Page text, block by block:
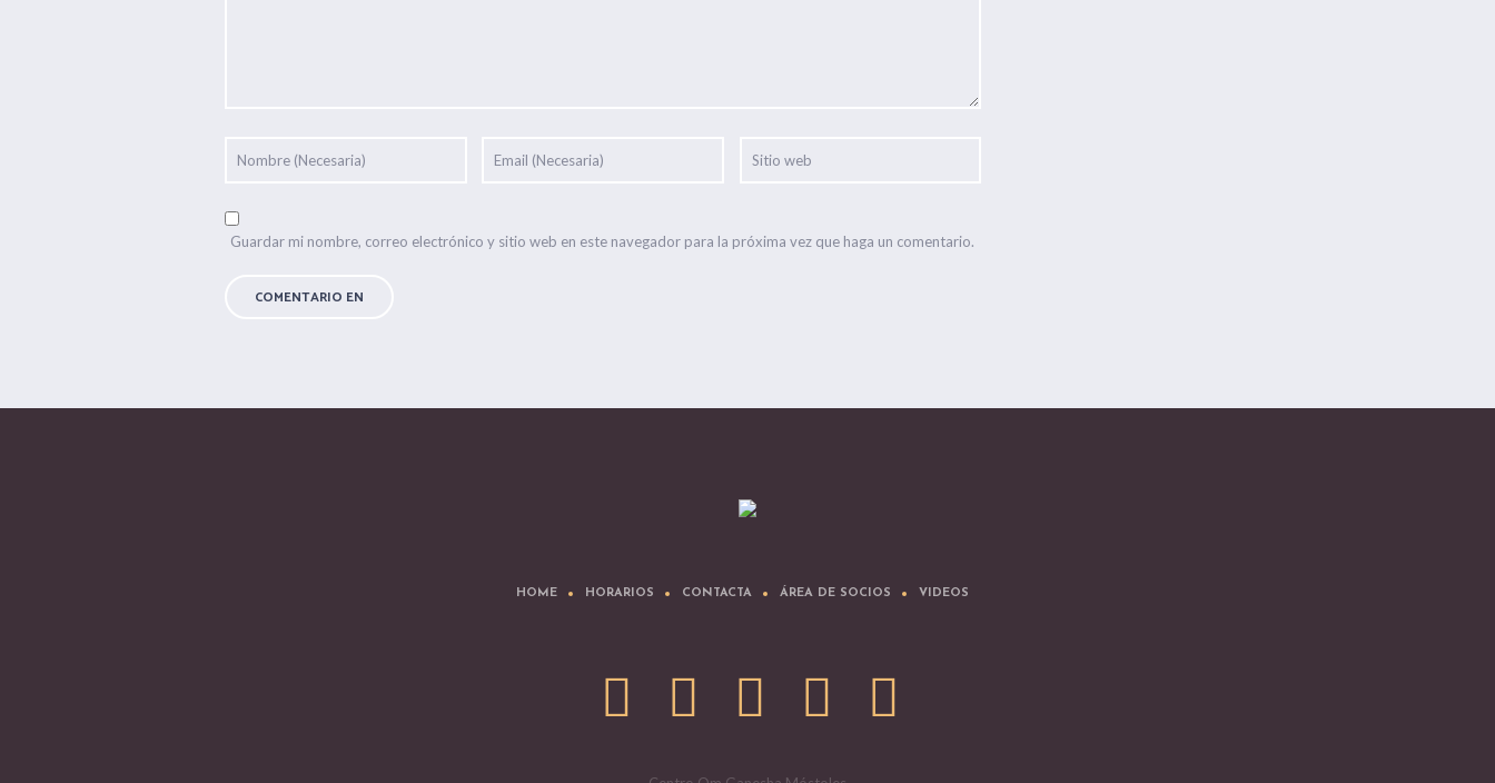
Guardar mi nombre, correo electrónico y sitio web en este navegador para la próxima vez que haga un comentario.
HOME HORARIOS CONTACTA ÁREA DE SOCIOS VIDEOS